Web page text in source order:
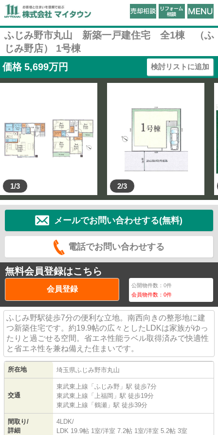
ふじみ野市丸山 新築一戸建住宅 全1棟 （ふ
じみ野店） 1号棟
価格 5,699万円 検討リストに追加
1/3 2/3
メールでお問い合わせする(無料)
電話でお問い合わせする
無料会員登録はこちら
会員登録 公開物件数：0件
会員物件数：0件
ふじみ野駅徒歩7分の便利な立地。南西向きの整形地に建
つ新築住宅です。約19.9帖の広々としたLDKは家族がゆっ
たりと過ごせる空間。省エネ性能ラベル取得済みで快適性
と省エネ性を兼ね備えた住まいです。
所在地 埼玉県ふじみ野市丸山
交通
東武東上線 「 ふじみ野 」駅 徒歩7分
東武東上線 「 上福岡 」駅 徒歩19分
東武東上線 「 鶴瀬 」駅 徒歩39分
間取り/
詳細
4LDK/
LDK 19.9帖 1室/洋室 7.2帖 1室/洋室 5.2帖 3室